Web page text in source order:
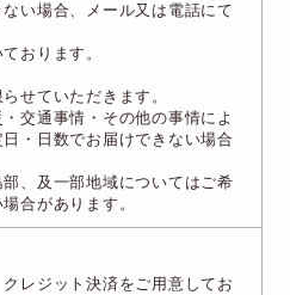
い場合、メール又は電話にて
おります。
せていただきます。
交通事情・その他の事情によ
・日数でお届けできない場合
、及一部地域についてはご希
合があります。
レジット決済をご用意してお